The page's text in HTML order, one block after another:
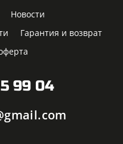
Новости
Гарантия и возврат
99 04